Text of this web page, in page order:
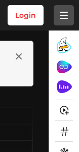
Login